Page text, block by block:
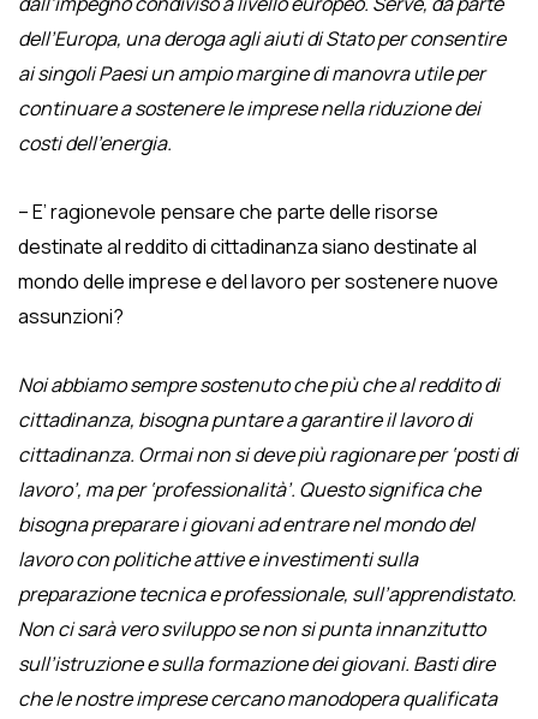
dell’Europa, una deroga agli aiuti di Stato per consentire
ai singoli Paesi un ampio margine di manovra utile per
continuare a sostenere le imprese nella riduzione dei
costi dell’energia.
– E’ ragionevole pensare che parte delle risorse
destinate al reddito di cittadinanza siano destinate al
mondo delle imprese e del lavoro per sostenere nuove
assunzioni?
Noi abbiamo sempre sostenuto che più che al reddito di
cittadinanza, bisogna puntare a garantire il lavoro di
cittadinanza. Ormai non si deve più ragionare per ‘posti di
lavoro’, ma per ‘professionalità’. Questo significa che
bisogna preparare i giovani ad entrare nel mondo del
lavoro con politiche attive e investimenti sulla
preparazione tecnica e professionale, sull’apprendistato.
Non ci sarà vero sviluppo se non si punta innanzitutto
sull’istruzione e sulla formazione dei giovani. Basti dire
che le nostre imprese cercano manodopera qualificata